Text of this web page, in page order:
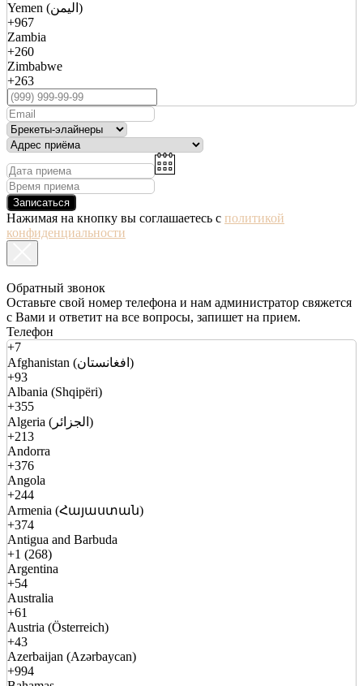
Yemen (اليمن)
+967
Zambia
+260
Zimbabwe
+263
Записаться
Нажимая на кнопку вы соглашаетесь с политикой
конфиденциальности
Обратный звонок
Оставьте свой номер телефона и нам администратор свяжется
с Вами и ответит на все вопросы, запишет на прием.
Телефон
+7
Afghanistan (افغانستان)
+93
Albania (Shqipëri)
+355
Algeria (الجزائر)
+213
Andorra
+376
Angola
+244
Armenia (Հայաստան)
+374
Antigua and Barbuda
+1 (268)
Argentina
+54
Australia
+61
Austria (Österreich)
+43
Azerbaijan (Azərbaycan)
+994